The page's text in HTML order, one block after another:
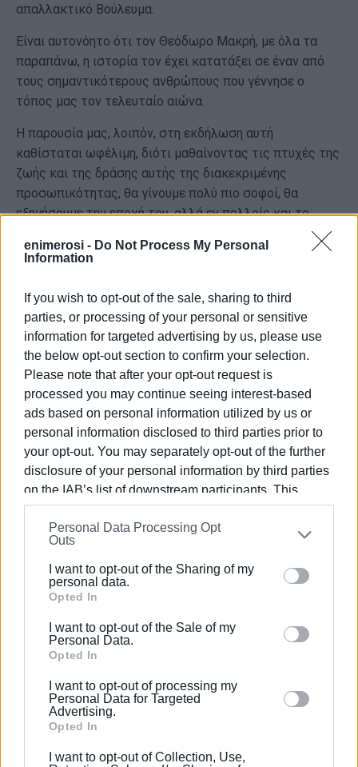
enimerosi - Do Not Process My Personal
Information
If you wish to opt-out of the sale, sharing to third
parties, or processing of your personal or sensitive
information for targeted advertising by us, please use
the below opt-out section to confirm your selection.
Please note that after your opt-out request is
processed you may continue seeing interest-based
ads based on personal information utilized by us or
personal information disclosed to third parties prior to
your opt-out. You may separately opt-out of the further
disclosure of your personal information by third parties
on the IAB’s list of downstream participants. This
information may also be disclosed by us to third parties
on theIAB’s List of Downstream Participants
that may
further disclose it to other third parties.
Please note that this website/app uses one or more
Google services and may gather and store information
behaviour. You may click to grant or deny consent to
Google and its third-party tags to use your data for
section.
Personal Data Processing Opt
Outs
I want to opt-out of the Sharing of my
personal data.
Opted In
I want to opt-out of the Sale of my
Personal Data.
Opted In
I want to opt-out of processing my
Personal Data for Targeted
Advertising.
Opted In
I want to opt-out of Collection, Use,
απαλλακτικό Βούλευμα.
Είναι αυτονόητο ότι τον Θεόδωρο Μακρή, με όλα τα
παραπάνω, η ιστορία τον έχει κατατάξει σε έναν από
τους σημαντικότερους ανθρώπους που γέννησε ο
τόπος μας τον τελευταίο αιώνα.
Η παρουσία μας, λοιπόν, στη εκδήλωση αυτή
καθίσταται ωφέλιμη, διότι μαθαίνοντας τις πτυχές της
ζωής και της δράσης αυτής της διακεκριμένης
προσωπικότητας, θα γίνουμε πολύ πιο σοφοί, θα
εξηγήσουμε την εποχή του, αλλά εν πολλοίς και το
Το βιβλίο θα προλογίσει ο Πρόεδρος του Δ.Σ.Κ. Γιάννης
ο Ιστορικός Γιώργος Μαυρομιχάλης, ενώ αποσπάσματα
του θα αναγνώσουν οι ηθοποιοί Σοφία Τόμπρου, Σπύρος
Χονδρογιάννης και Τρύφωνας Μπράτος.
Εμφανίσεις: 635
Εργάζεται στις Εκδόσεις Ενημέρωση από το
1990 σε θέσεις υψηλής ευθύνης. Ειδικεύεται στις
καλλιτεχνικό ρεπορτάζ.